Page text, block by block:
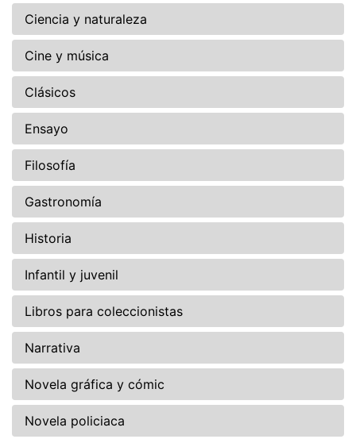
Ciencia y naturaleza
Cine y música
Clásicos
Ensayo
Filosofía
Gastronomía
Historia
Infantil y juvenil
Libros para coleccionistas
Narrativa
Novela gráfica y cómic
Novela policiaca